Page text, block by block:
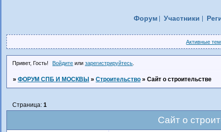
Форум Участники
Активные
Привет, Гость! Войдите илизарегистрируйтесь
» ФОРУМ СПБ И МОСКВЫ » Строительство » Сайт о строительстве
Сайт о
Страница: 1